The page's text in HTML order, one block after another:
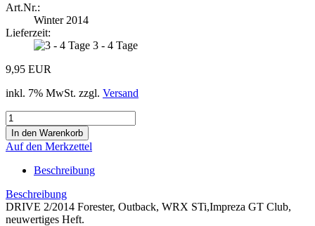
Art.Nr.:
Winter 2014
Lieferzeit:
3 - 4 Tage
9,95 EUR
inkl. 7% MwSt. zzgl. Versand
Auf den Merkzettel
Beschreibung
Beschreibung
DRIVE 2/2014 Forester, Outback, WRX STi,Impreza GT Club,
neuwertiges Heft.